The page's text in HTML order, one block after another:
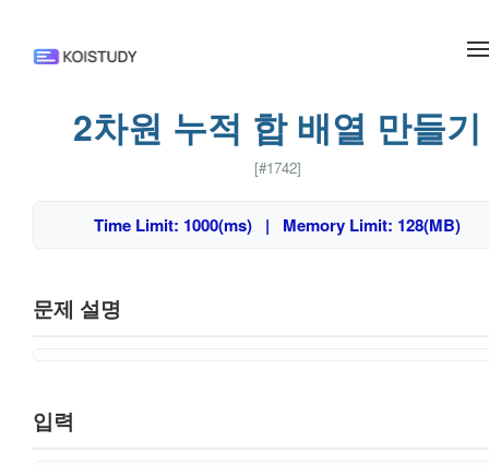
2차원 누적 합 배열 만들기
[#1742]
Time Limit: 1000(ms) | Memory Limit: 128(MB)
문제 설명
입력